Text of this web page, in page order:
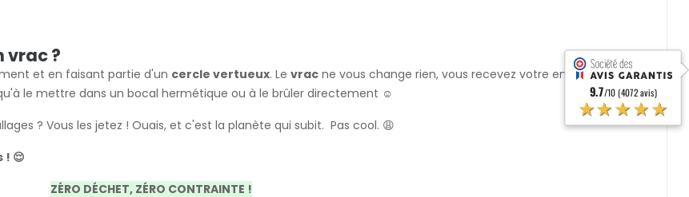
vrac ?
et en faisant partie d'un cercle vertueux. Le vrac ne vous change rien, vous recevez votre encens de votre
le mettre dans un bocal hermétique ou à le brûler directement ☺️
? Vous les jetez ! Ouais, et c'est la planète qui subit. Pas cool. 😩
😌
ZÉRO DÉCHET, ZÉRO CONTRAINTE !
9.7/10 (4072 avis)
★★★★★